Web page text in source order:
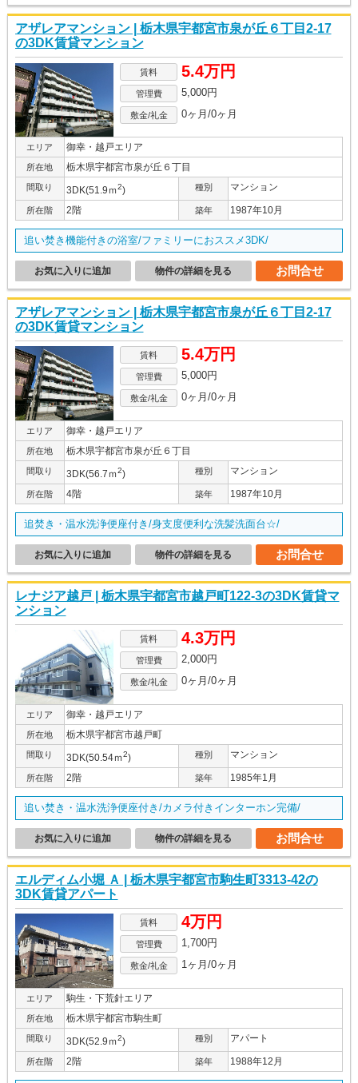
アザレアマンション | 栃木県宇都宮市泉が丘６丁目2-17
の3DK賃貸マンション
賃料 5.4万円
管理費 5,000円
敷金/礼金 0ヶ月/0ヶ月
エリア 御幸・越戸エリア
所在地 栃木県宇都宮市泉が丘６丁目
間取り 3DK(51.9ｍ2) 種別 マンション
所在階 2階 築年 1987年10月
追い焚き機能付きの浴室/ファミリーにおススメ3DK/
お問合せ
物件の詳細を見る
お気に入りに追加
アザレアマンション | 栃木県宇都宮市泉が丘６丁目2-17
の3DK賃貸マンション
賃料 5.4万円
管理費 5,000円
敷金/礼金 0ヶ月/0ヶ月
エリア 御幸・越戸エリア
所在地 栃木県宇都宮市泉が丘６丁目
間取り 3DK(56.7ｍ2) 種別 マンション
所在階 4階 築年 1987年10月
追焚き・温水洗浄便座付き/身支度便利な洗髪洗面台☆/
お問合せ
物件の詳細を見る
お気に入りに追加
レナジア越戸 | 栃木県宇都宮市越戸町122-3の3DK賃貸マ
ンション
賃料 4.3万円
管理費 2,000円
敷金/礼金 0ヶ月/0ヶ月
エリア 御幸・越戸エリア
所在地 栃木県宇都宮市越戸町
間取り 3DK(50.54ｍ2) 種別 マンション
所在階 2階 築年 1985年1月
追い焚き・温水洗浄便座付き/カメラ付きインターホン完備/
お問合せ
物件の詳細を見る
お気に入りに追加
エルディム小堀 Ａ | 栃木県宇都宮市駒生町3313-42の
3DK賃貸アパート
賃料 4万円
管理費 1,700円
敷金/礼金 1ヶ月/0ヶ月
エリア 駒生・下荒針エリア
所在地 栃木県宇都宮市駒生町
間取り 3DK(52.9ｍ2) 種別 アパート
所在階 2階 築年 1988年12月